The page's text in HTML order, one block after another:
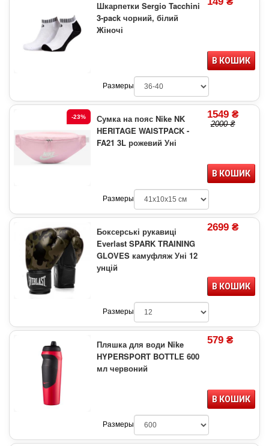
Шкарпетки Sergio Tacchini
3-pack чорний, білий
Жіночі
В КОШИК
Размеры
-23%
Сумка на пояс Nike NK
HERITAGE WAISTPACK -
FA21 3L рожевий Уні
1549 ₴
2000 ₴
В КОШИК
Размеры
Боксерські рукавиці
Everlast SPARK TRAINING
GLOVES камуфляж Уні 12
унцій
2699 ₴
В КОШИК
Размеры
Пляшка для води Nike
HYPERSPORT BOTTLE 600
мл червоний
579 ₴
В КОШИК
Размеры